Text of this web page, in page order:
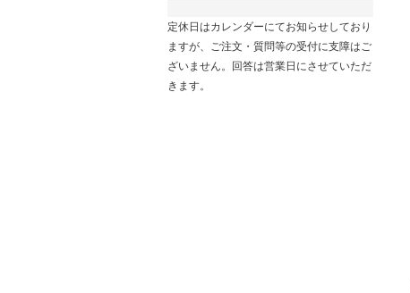
定休日はカレンダーにてお知らせしており
ますが、ご注文・質問等の受付に支障はご
ざいません。回答は営業日にさせていただ
きます。